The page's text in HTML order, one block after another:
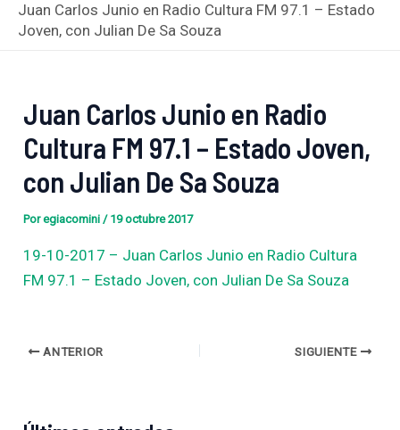
Juan Carlos Junio en Radio Cultura FM 97.1 – Estado
Joven, con Julian De Sa Souza
Juan Carlos Junio en Radio
Cultura FM 97.1 – Estado Joven,
con Julian De Sa Souza
Poregiacomini/ 19 octubre 2017
19-10-2017 – Juan Carlos Junio en Radio Cultura
FM 97.1 – Estado Joven, con Julian De Sa Souza
ANTERIOR SIGUIENTE